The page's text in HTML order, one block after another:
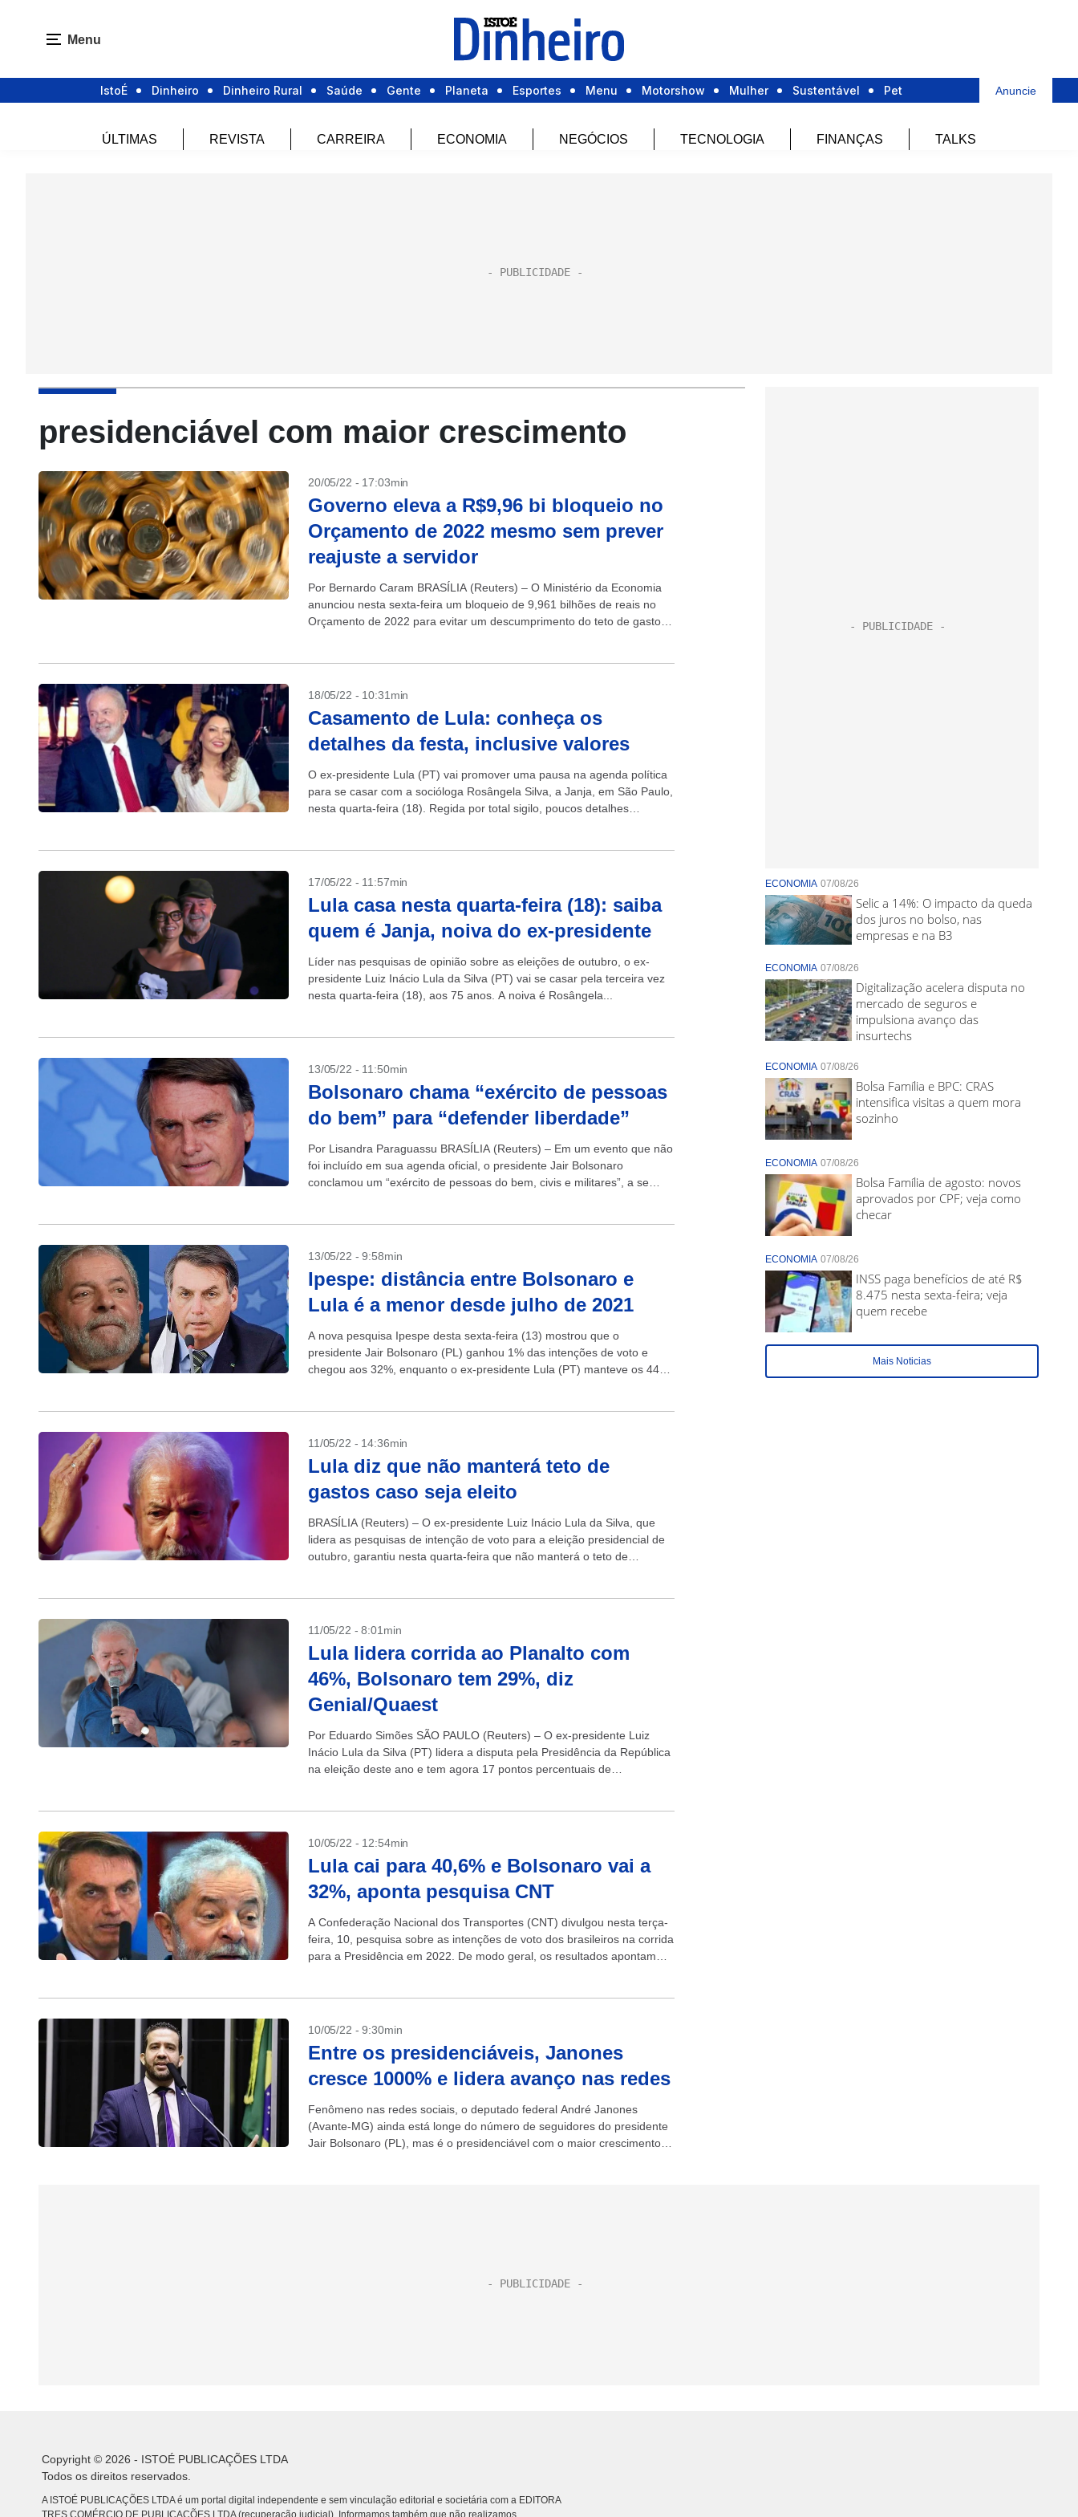
Menu
IstoÉ Dinheiro Dinheiro Rural Saúde Gente Planeta Esportes Menu Motorshow Mulher Sustentável Pet Anuncie
ÚLTIMAS REVISTA CARREIRA ECONOMIA NEGÓCIOS TECNOLOGIA FINANÇAS TALKS
presidenciável com maior crescimento
20/05/22 - 17:03min
Governo eleva a R$9,96 bi bloqueio no
Orçamento de 2022 mesmo sem prever
reajuste a servidor
Por Bernardo Caram BRASÍLIA (Reuters) – O Ministério da Economia
anunciou nesta sexta-feira um bloqueio de 9,961 bilhões de reais no
Orçamento de 2022 para evitar um descumprimento do teto de gastos,
18/05/22 - 10:31min
Casamento de Lula: conheça os
detalhes da festa, inclusive valores
O ex-presidente Lula (PT) vai promover uma pausa na agenda política
para se casar com a socióloga Rosângela Silva, a Janja, em São Paulo,
nesta quarta-feira (18). Regida por total sigilo, poucos detalhes
17/05/22 - 11:57min
Lula casa nesta quarta-feira (18): saiba
quem é Janja, noiva do ex-presidente
Líder nas pesquisas de opinião sobre as eleições de outubro, o ex-
presidente Luiz Inácio Lula da Silva (PT) vai se casar pela terceira vez
nesta quarta-feira (18), aos 75 anos. A noiva é Rosângela...
13/05/22 - 11:50min
Bolsonaro chama “exército de pessoas
do bem” para “defender liberdade”
Por Lisandra Paraguassu BRASÍLIA (Reuters) – Em um evento que não
foi incluído em sua agenda oficial, o presidente Jair Bolsonaro
conclamou um “exército de pessoas do bem, civis e militares”, a se
13/05/22 - 9:58min
Ipespe: distância entre Bolsonaro e
Lula é a menor desde julho de 2021
A nova pesquisa Ipespe desta sexta-feira (13) mostrou que o
presidente Jair Bolsonaro (PL) ganhou 1% das intenções de voto e
chegou aos 32%, enquanto o ex-presidente Lula (PT) manteve os 44%
11/05/22 - 14:36min
Lula diz que não manterá teto de
gastos caso seja eleito
BRASÍLIA (Reuters) – O ex-presidente Luiz Inácio Lula da Silva, que
lidera as pesquisas de intenção de voto para a eleição presidencial de
outubro, garantiu nesta quarta-feira que não manterá o teto de
11/05/22 - 8:01min
Lula lidera corrida ao Planalto com
46%, Bolsonaro tem 29%, diz
Genial/Quaest
Por Eduardo Simões SÃO PAULO (Reuters) – O ex-presidente Luiz
Inácio Lula da Silva (PT) lidera a disputa pela Presidência da República
na eleição deste ano e tem agora 17 pontos percentuais de
10/05/22 - 12:54min
Lula cai para 40,6% e Bolsonaro vai a
32%, aponta pesquisa CNT
A Confederação Nacional dos Transportes (CNT) divulgou nesta terça-
feira, 10, pesquisa sobre as intenções de voto dos brasileiros na corrida
para a Presidência em 2022. De modo geral, os resultados apontam
10/05/22 - 9:30min
Entre os presidenciáveis, Janones
cresce 1000% e lidera avanço nas redes
Fenômeno nas redes sociais, o deputado federal André Janones
(Avante-MG) ainda está longe do número de seguidores do presidente
Jair Bolsonaro (PL), mas é o presidenciável com o maior crescimento
ECONOMIA 07/08/26
Selic a 14%: O impacto da queda
dos juros no bolso, nas
empresas e na B3
ECONOMIA 07/08/26
Digitalização acelera disputa no
mercado de seguros e
impulsiona avanço das
insurtechs
ECONOMIA 07/08/26
Bolsa Família e BPC: CRAS
intensifica visitas a quem mora
sozinho
ECONOMIA 07/08/26
Bolsa Família de agosto: novos
aprovados por CPF; veja como
checar
ECONOMIA 07/08/26
INSS paga benefícios de até R$
8.475 nesta sexta-feira; veja
quem recebe
Mais Noticias
Copyright © 2026 - ISTOÉ PUBLICAÇÕES LTDA
Todos os direitos reservados.
A ISTOÉ PUBLICAÇÕES LTDA é um portal digital independente e sem vinculação editorial e societária com a EDITORA
TRES COMÉRCIO DE PUBLICACÕES LTDA (recuperação judicial). Informamos também que não realizamos